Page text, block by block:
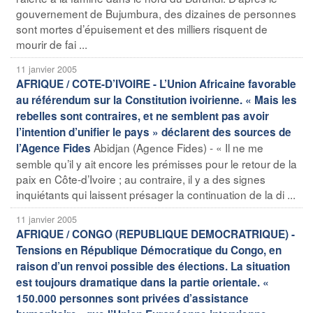
gouvernement de Bujumbura, des dizaines de personnes
sont mortes d’épuisement et des milliers risquent de
mourir de fai ...
11 janvier 2005
AFRIQUE / COTE-D’IVOIRE - L’Union Africaine favorable
au référendum sur la Constitution ivoirienne. « Mais les
rebelles sont contraires, et ne semblent pas avoir
l’intention d’unifier le pays » déclarent des sources de
l’Agence Fides Abidjan (Agence Fides) - « Il ne me
semble qu’il y ait encore les prémisses pour le retour de la
paix en Côte-d’Ivoire ; au contraire, il y a des signes
inquiétants qui laissent présager la continuation de la di ...
11 janvier 2005
AFRIQUE / CONGO (REPUBLIQUE DEMOCRATRIQUE) -
Tensions en République Démocratique du Congo, en
raison d’un renvoi possible des élections. La situation
est toujours dramatique dans la partie orientale. «
150.000 personnes sont privées d’assistance